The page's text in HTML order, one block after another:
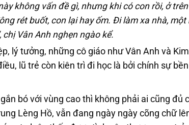
không vấn đề gì, nhưng khi có con rồi, ở
rét buốt, con lại hay ốm. Đi làm xa nhà,
Vân Anh nghẹn ngào kể.
lý tưởng, những cô giáo như Vân Anh và
lũ trẻ còn kiên trì đi học là bởi chính sự
bó với vùng cao thì không phải ai cũng đủ
Lèng Hồ, vẫn đang ngày ngày cõng chữ